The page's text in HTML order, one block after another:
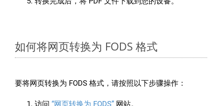
如何将网页转换为 FODS 格式
要将网页转换为 FODS 格式，请按照以下步骤操作：
访问 “网页转换为 FODS” 网站。